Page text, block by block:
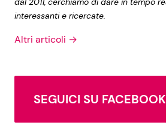
interessanti e ricercate.
Altri articoli →
SEGUICI SU FACEBOOK